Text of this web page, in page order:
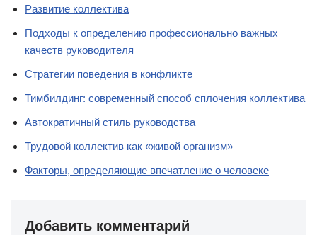
Развитие коллектива
Подходы к определению профессионально важных
качеств руководителя
Стратегии поведения в конфликте
Тимбилдинг: современный способ сплочения коллектива
Автократичный стиль руководства
Трудовой коллектив как «живой организм»
Факторы, определяющие впечатление о человеке
Добавить комментарий